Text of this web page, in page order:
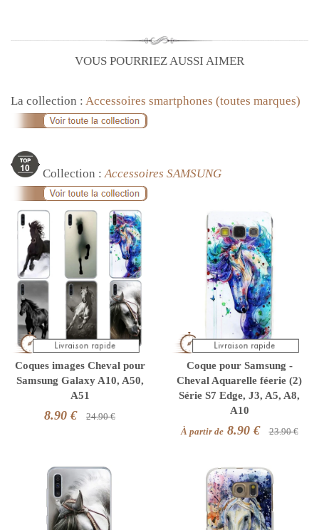
VOUS POURRIEZ AUSSI AIMER
La collection : Accessoires smartphones (toutes marques)
Collection : Accessoires SAMSUNG
Coques images Cheval pour
Samsung Galaxy A10, A50,
A51
8.90 € 24.90 €
Coque pour Samsung -
Cheval Aquarelle féerie (2)
Série S7 Edge, J3, A5, A8,
A10
À partir de8.90 € 23.90 €